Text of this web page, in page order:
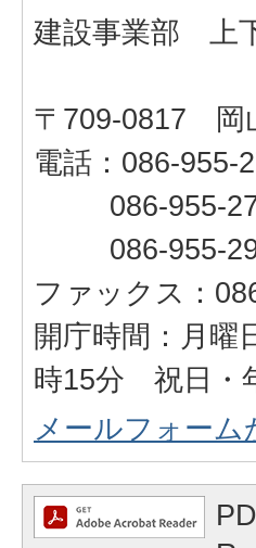
建設事業部 上
〒709-0817 岡
電話：086-955-
086-955-
086-955-
ファックス：
開庁時間：月
時15分 祝日・
メールフォー